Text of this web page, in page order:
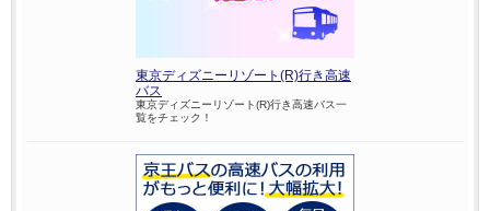
東京ディズニーリゾート(R)行き高速
バス
東京ディズニーリゾート(R)行き高速バス一
覧をチェック！